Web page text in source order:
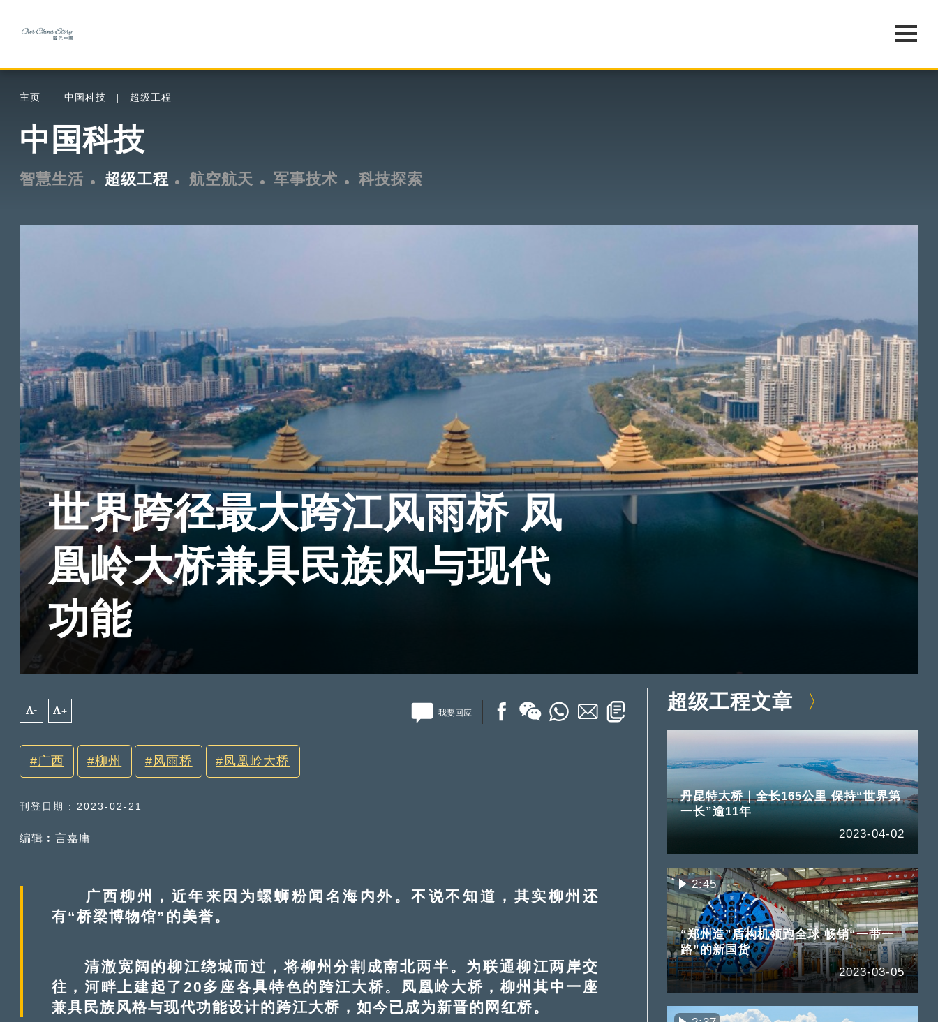
主页 中国科技 超级工程
中国科技
智慧生活 超级工程 航空航天 军事技术 科技探索
世界跨径最大跨江风雨桥 凤
凰岭大桥兼具民族风与现代
功能
A- A+ 我要回应
广西 柳州 风雨桥 凤凰岭大桥
刊登日期 : 2023-02-21
编辑︰言嘉庸
广西柳州，近年来因为螺蛳粉闻名海内外。不说不知道，其实柳州还
有“桥梁博物馆”的美誉。
清澈宽阔的柳江绕城而过，将柳州分割成南北两半。为联通柳江两岸交
往，河畔上建起了20多座各具特色的跨江大桥。凤凰岭大桥，柳州其中一座
兼具民族风格与现代功能设计的跨江大桥，如今已成为新晋的网红桥。
超级工程文章
丹昆特大桥｜全长165公里 保持“世界第
一长”逾11年
2023-04-02
2:45
“郑州造”盾构机领跑全球 畅销“一带一
路”的新国货
2023-03-05